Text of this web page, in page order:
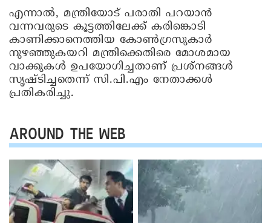
എന്നാൽ, മന്ത്രിയോട് പരാതി പറയാൻ
വന്നവരുടെ കൂട്ടത്തിലേക്ക് കരിങ്കൊടി
കാണിക്കാനെത്തിയ കോൺഗ്രസുകാർ
നുഴഞ്ഞുകയറി മന്ത്രിക്കെതിരെ മോശമായ
വാക്കുകൾ ഉപയോഗിച്ചതാണ് പ്രശ്നങ്ങൾ
സൃഷ്ടിച്ചതെന്ന് സി.പി.എം നേതാക്കൾ
പ്രതികരിച്ചു.
AROUND THE WEB